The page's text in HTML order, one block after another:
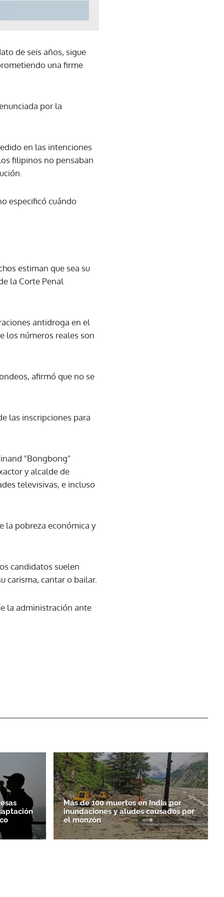
de seis años, sigue
una firme
por la
en las intenciones
filipinos no pensaban
especificó cuándo
estiman que sea su
la Corte Penal
antidroga en el
los números reales son
afirmó que no se
las inscripciones para
"Bongbong"
y alcalde de
televisivas, e incluso
la pobreza económica y
candidatos suelen
carisma, cantar o bailar.
la administración ante
Más de 100 muertos en India por
inundaciones y aludes causados por
el monzón